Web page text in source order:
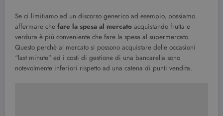
Se ci limitiamo ad un discorso generico ad esempio, possiamo
affermare che fare la spesa al mercato acquistando frutta e
verdura è più conveniente che fare la spesa al supermercato.
Questo perchè al mercato si possono acquistare delle occasioni
“last minute” ed i costi di gestione di una bancarella sono
notevolmente inferiori rispetto ad una catena di punti vendita.